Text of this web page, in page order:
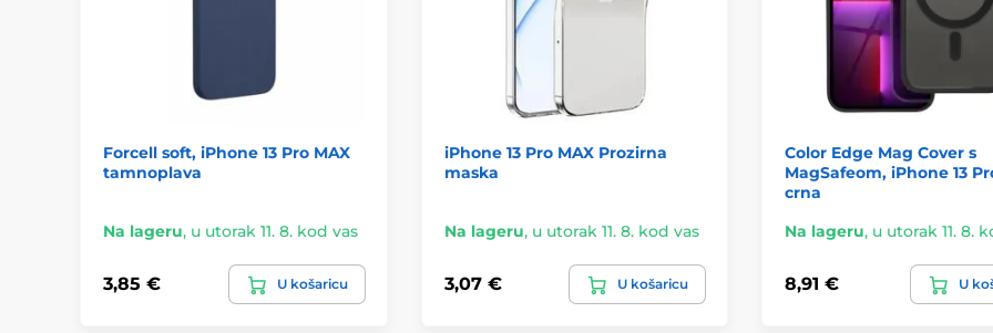
Forcell soft, iPhone 13 Pro MAX
tamnoplava
Na lageru, u utorak 11. 8. kod vas
3,85 € U košaricu
iPhone 13 Pro MAX Prozirna
maska
Na lageru, u utorak 11. 8. kod vas
3,07 € U košaricu
Color Edge Mag Cover s
MagSafeom, iPhone 13
crna
Na lageru, u utorak 11. 8.
8,91 € U